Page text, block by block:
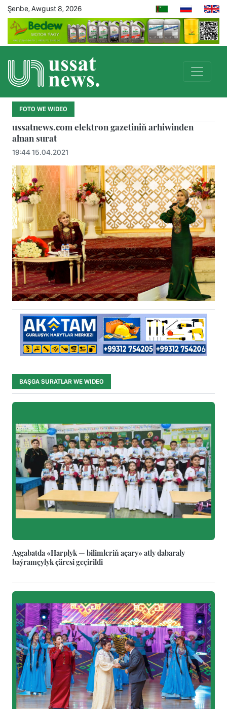
Şenbe, Awgust 8, 2026
FOTO WE WIDEO
ussatnews.com elektron gazetiniň arhiwinden
alnan surat
19:44 15.04.2021
BAŞGA SURATLAR WE WIDEO
Aşgabatda «Harplyk — bilimleriň açary» atly dabaraly
baýramçylyk çäresi geçirildi